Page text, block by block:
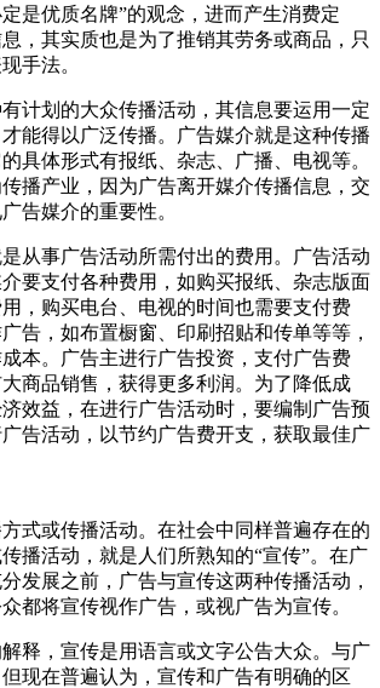
是优质名牌”的观念，进而产生消费定
，其实质也是为了推销其劳务或商品，只
手法。
计划的大众传播活动，其信息要运用一定
能得以广泛传播。广告媒介就是这种传播
具体形式有报纸、杂志、广播、电视等。
播产业，因为广告离开媒介传播信息，交
告媒介的重要性。
从事广告活动所需付出的费用。广告活动
要支付各种费用，如购买报纸、杂志版面
，购买电台、电视的时间也需要支付费
告，如布置橱窗、印刷招贴和传单等等，
本。广告主进行广告投资，支付广告费
商品销售，获得更多利润。为了降低成
效益，在进行广告活动时，要编制广告预
告活动，以节约广告费开支，获取最佳广
式或传播活动。在社会中同样普遍存在的
播活动，就是人们所熟知的“宣传”。在广
发展之前，广告与宣传这两种传播活动，
都将宣传视作广告，或视广告为宣传。
释，宣传是用语言或文字公告大众。与广
现在普遍认为，宣传和广告有明确的区